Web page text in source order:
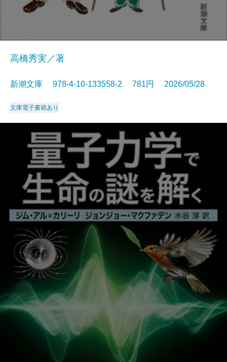
高橋秀実／著
新潮文庫 978-4-10-133558-2 781円 2026/05/28
文庫電子書籍あり